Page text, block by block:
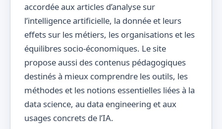
accordée aux articles d’analyse sur
l’intelligence artificielle, la donnée et leurs
effets sur les métiers, les organisations et les
équilibres socio-économiques. Le site
propose aussi des contenus pédagogiques
destinés à mieux comprendre les outils, les
méthodes et les notions essentielles liées à la
data science, au data engineering et aux
usages concrets de l’IA.